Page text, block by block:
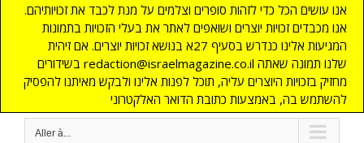
אנו עושים הכל כדי לזהות סופרים וצלמים על מנת לכבד את זכויותיהם.
אנו מכבדים זכויות יוצרים ושואפים לאתר את בעלי הזכויות בתמונות
המגיעות אלינו כנדרש בסעיף 27א בנושא זכויות יוצרים. אם זיהית
בשידורים redaction@israelmagazine.co.il שלנו תמונה שאתה
מחזיק בזכויות היוצרים עליה, תוכל לפנות אלינו ולבקש מאיתנו להפסיק
להשתמש בה, באמצעות כתובת הדואר האלקטרוני
Aller à...